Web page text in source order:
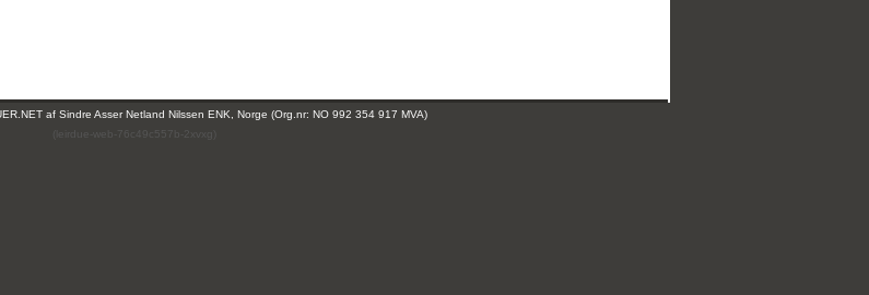
af Sindre Asser Netland Nilssen ENK, Norge (Org.nr: NO 992 354 917 MVA)
(leirdue-web-76c49c557b-2xvxg)